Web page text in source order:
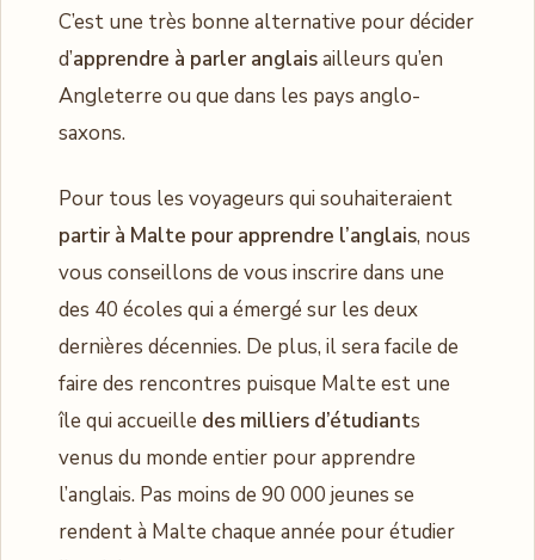
C’est une très bonne alternative pour décider
d’apprendre à parler anglaisailleurs qu’en
Angleterre ou que dans les pays anglo-
saxons.
Pour tous les voyageurs qui souhaiteraient
partir à Malte pour apprendre l’anglais, nous
vous conseillons de vous inscrire dans une
des 40 écoles qui a émergé sur les deux
dernières décennies. De plus, il sera facile de
faire des rencontres puisque Malte est une
île qui accueille des milliers d’étudiants
venus du monde entier pour apprendre
l’anglais. Pas moins de 90 000 jeunes se
rendent à Malte chaque année pour étudier